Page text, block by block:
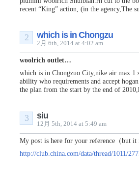
recent “King” action, (in the agency,The
which is in Chongzu
2月 6th, 2014 at 4:02 am
2
woolrich outlet…
which is in Chongzuo City,nike air max 1
ability who requirements and accept
the plan from the start by the end of
siu
12月 5th, 2014 at 5:49 am
3
My post is here for your reference（but it
http://club.china.com/data/thread/1011/